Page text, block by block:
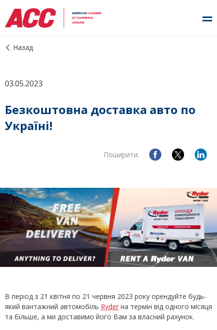
Назад
03.05.2023
Безкоштовна доставка авто по
Україні!
Поширити:
В період з 21 квітня по 21 червня 2023 року орендуйте будь-
який вантажний автомобіль Ryder на термін від одного місяця
та більше, а ми доставимо його Вам за власний рахунок.